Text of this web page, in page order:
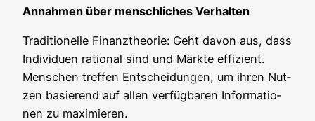
Annah­men über mensch­li­ches Verhalten
Tra­di­tio­nel­le Finanz­theo­rie: Geht davon aus, dass
Indi­vi­du­en ratio­nal sind und Märk­te effi­zi­ent.
Men­schen tref­fen Ent­schei­dun­gen, um ihren Nut­
zen basie­rend auf allen ver­füg­ba­ren Infor­ma­tio­
nen zu maximieren.